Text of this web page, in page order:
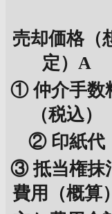
売却価格（
定）A
① 仲介手数
（税込）
② 印紙代
③ 抵当権抹
費用（概算）